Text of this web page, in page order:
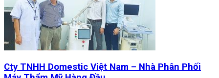
Cty TNHH Domestic Việt Nam – Nhà Phân Phối